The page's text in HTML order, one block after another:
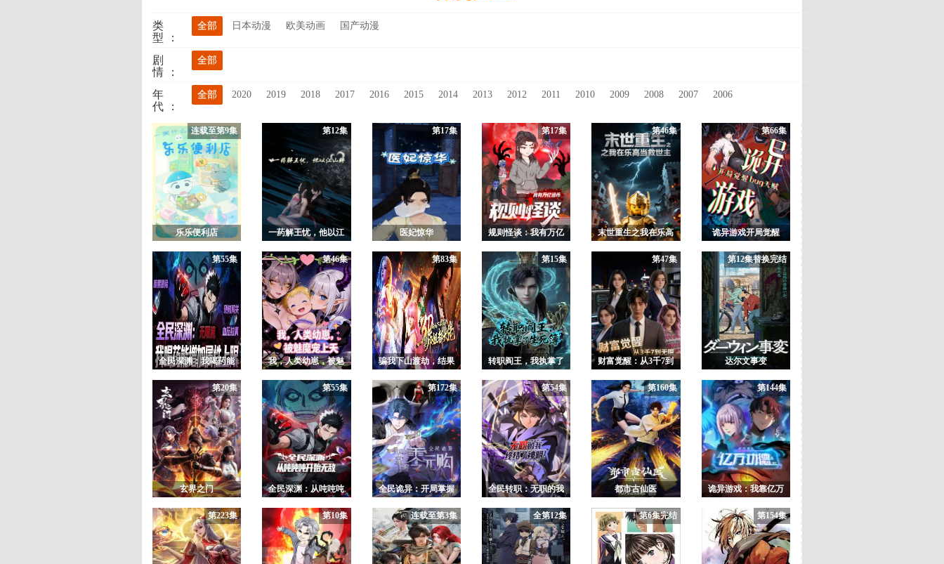
类
型：
全部 日本动漫 欧美动画 国产动漫
剧
情：
全部
年
代：
全部 2020 2019 2018 2017 2016 2015 2014 2013 2012 2011 2010 2009 2008 2007 2006
连载至第9集
乐乐便利店
第12集
一药解王忧，他以江
第17集
医妃惊华
第17集
规则怪谈：我有万亿
第46集
末世重生之我在乐高
第66集
诡异游戏开局觉醒
第55集
全民深渊：我喝药能
画
第46集
我，人类幼崽，被魅
第83集
​骗我下山渡劫，结果
第15集
转职阎王，我执掌了
第47集
财富觉醒：从3千7到
第12集替换完结
达尔文事变
第20集
玄界之门
第55集
全民深渊：从吨吨吨
第172集
全民诡异：开局掌握
第54集
全民转职：无职的我
画
第160集
都市古仙医
第144集
诡异游戏：我靠亿万
第223集
第10集 连载至第3集 全第12集 第6集完结 第154集